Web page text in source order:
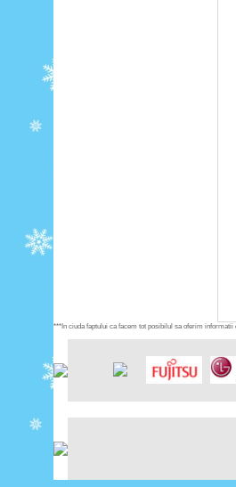
***In ciuda faptului ca facem tot posibilul sa oferim